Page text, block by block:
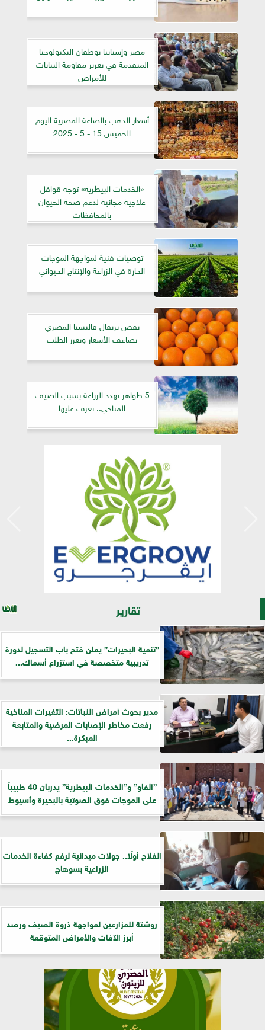
مصر وإسبانيا توظفان التكنولوجيا
المتقدمة في تعزيز مقاومة النباتات
للأمراض
أسعار الذهب بالصاغة المصرية اليوم
الخميس 15 - 5 - 2025
«الخدمات البيطرية» توجه قوافل
علاجية مجانية لدعم صحة الحيوان
بالمحافظات
توصيات فنية لمواجهة الموجات
الحارة في الزراعة والإنتاج الحيواني
نقص برتقال فالنسيا المصري
يضاعف الأسعار ويعزز الطلب
5 ظواهر تهدد الزراعة بسبب الصيف
المناخي.. تعرف عليها
تقارير
”تنمية البحيرات” يعلن فتح باب التسجيل لدورة
تدريبية متخصصة في استزراع أسماك...
مدير بحوث أمراض النباتات: التغيرات المناخية
رفعت مخاطر الإصابات المرضية والمتابعة
المبكرة...
”الفاو” و”الخدمات البيطرية” يدربان 40 طبيباً
على الموجات فوق الصوتية بالبحيرة وأسيوط
الفلاح أولًا.. جولات ميدانية لرفع كفاءة الخدمات
الزراعية بسوهاج
روشتة للمزارعين لمواجهة ذروة الصيف ورصد
أبرز الآفات والأمراض المتوقعة